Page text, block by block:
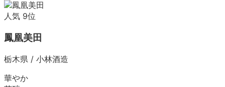
人気 9位
鳳凰美田
栃木県 / 小林酒造
華やか